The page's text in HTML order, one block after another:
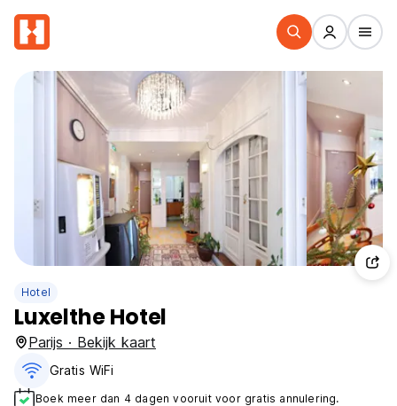
Hotel
Luxelthe Hotel
Parijs · Bekijk kaart
Gratis WiFi
Boek meer dan 4 dagen vooruit voor gratis annulering.